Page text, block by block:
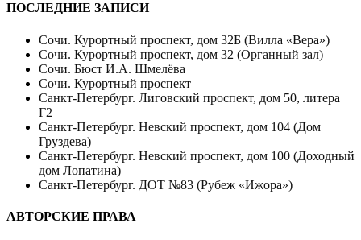
ПОСЛЕДНИЕ ЗАПИСИ
Сочи. Курортный проспект, дом 32Б (Вилла «Вера»)
Сочи. Курортный проспект, дом 32 (Органный зал)
Сочи. Бюст И.А. Шмелёва
Сочи. Курортный проспект
Санкт-Петербург. Лиговский проспект, дом 50, литера
Г2
Санкт-Петербург. Невский проспект, дом 104 (Дом
Груздева)
Санкт-Петербург. Невский проспект, дом 100 (Доходный
дом Лопатина)
Санкт-Петербург. ДОТ №83 (Рубеж «Ижора»)
АВТОРСКИЕ ПРАВА